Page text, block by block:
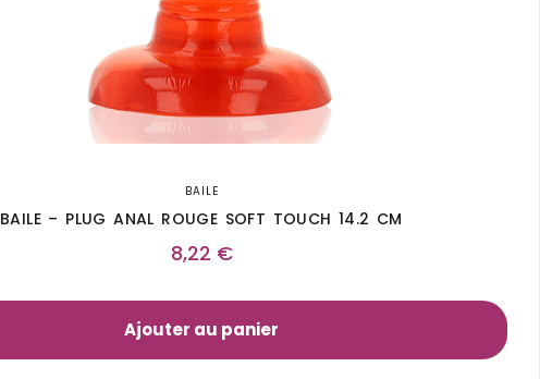
BAILE
BAILE – PLUG ANAL ROUGE SOFT TOUCH 14.2 CM
8,22 €
Ajouter au panier